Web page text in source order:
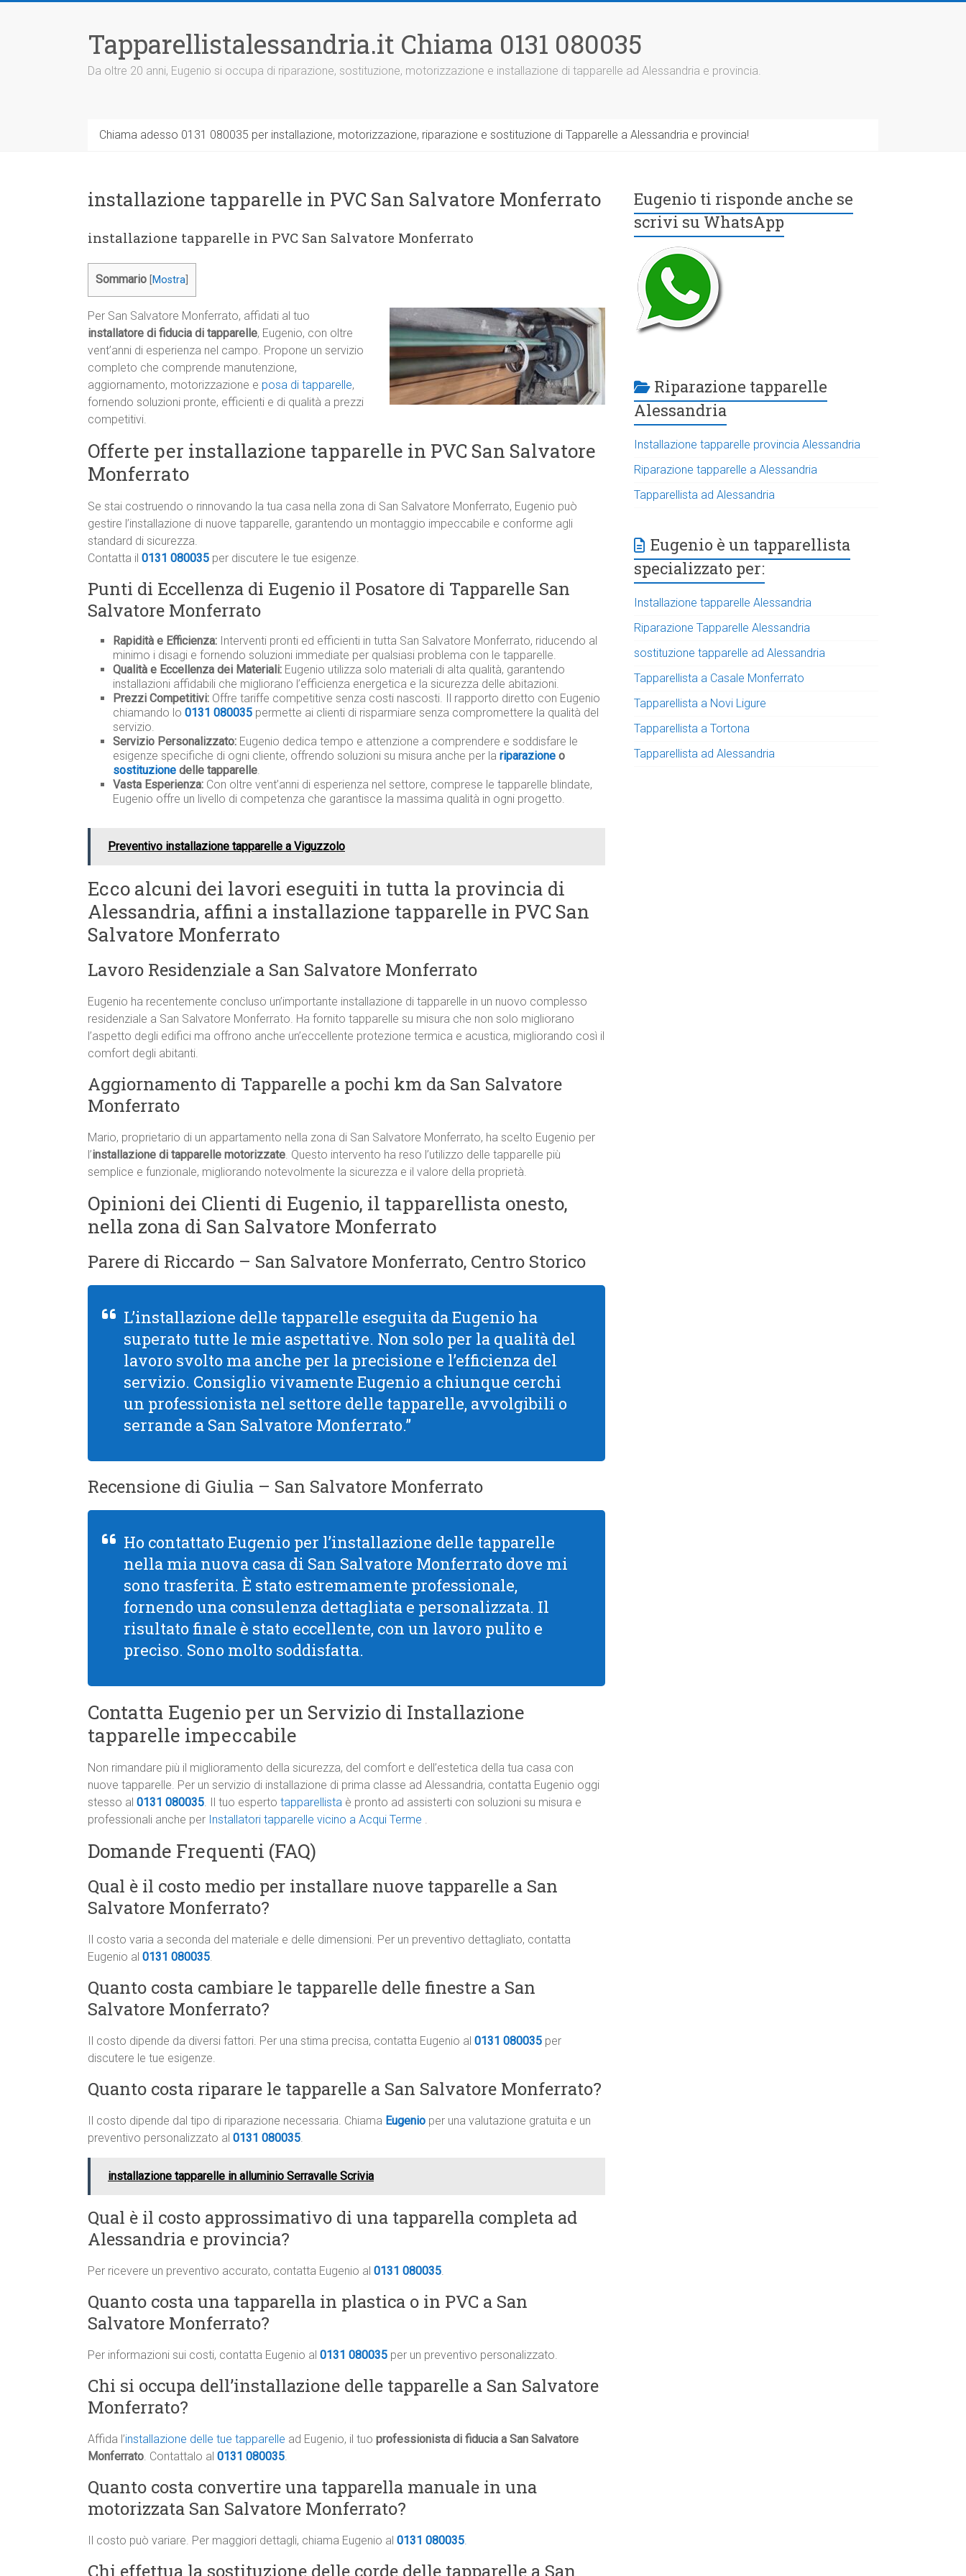
Tapparellistalessandria.it Chiama 0131 080035
Da oltre 20 anni, Eugenio si occupa di riparazione, sostituzione, motorizzazione e installazione di tapparelle ad Alessandria e provincia.
Chiama adesso 0131 080035 per installazione, motorizzazione, riparazione e sostituzione di Tapparelle a Alessandria e provincia!
installazione tapparelle in PVC San Salvatore Monferrato
installazione tapparelle in PVC San Salvatore Monferrato
Sommario Mostra
Per San Salvatore Monferrato, affidati al tuo
installatore di fiducia di tapparelle, Eugenio, con oltre
vent’anni di esperienza nel campo. Propone un servizio
completo che comprende manutenzione,
aggiornamento, motorizzazione e posa di tapparelle,
fornendo soluzioni pronte, efficienti e di qualità a prezzi
competitivi.
Offerte per installazione tapparelle in PVC San Salvatore
Monferrato
Se stai costruendo o rinnovando la tua casa nella zona di San Salvatore Monferrato, Eugenio può
gestire l’installazione di nuove tapparelle, garantendo un montaggio impeccabile e conforme agli
standard di sicurezza.
Contatta il 0131 080035 per discutere le tue esigenze.
Punti di Eccellenza di Eugenio il Posatore di Tapparelle San
Salvatore Monferrato
Rapidità e Efficienza: Interventi pronti ed efficienti in tutta San Salvatore Monferrato, riducendo al
minimo i disagi e fornendo soluzioni immediate per qualsiasi problema con le tapparelle.
Qualità e Eccellenza dei Materiali: Eugenio utilizza solo materiali di alta qualità, garantendo
installazioni affidabili che migliorano l’efficienza energetica e la sicurezza delle abitazioni.
Prezzi Competitivi: Offre tariffe competitive senza costi nascosti. Il rapporto diretto con Eugenio
chiamando lo 0131 080035 permette ai clienti di risparmiare senza compromettere la qualità del
servizio.
Servizio Personalizzato: Eugenio dedica tempo e attenzione a comprendere e soddisfare le
esigenze specifiche di ogni cliente, offrendo soluzioni su misura anche per la riparazione o
sostituzione delle tapparelle.
Vasta Esperienza: Con oltre vent’anni di esperienza nel settore, comprese le tapparelle blindate,
Eugenio offre un livello di competenza che garantisce la massima qualità in ogni progetto.
Preventivo installazione tapparelle a Viguzzolo
Ecco alcuni dei lavori eseguiti in tutta la provincia di
Alessandria, affini a installazione tapparelle in PVC San
Salvatore Monferrato
Lavoro Residenziale a San Salvatore Monferrato
Eugenio ha recentemente concluso un’importante installazione di tapparelle in un nuovo complesso
residenziale a San Salvatore Monferrato. Ha fornito tapparelle su misura che non solo migliorano
l’aspetto degli edifici ma offrono anche un’eccellente protezione termica e acustica, migliorando così il
comfort degli abitanti.
Aggiornamento di Tapparelle a pochi km da San Salvatore
Monferrato
Mario, proprietario di un appartamento nella zona di San Salvatore Monferrato, ha scelto Eugenio per
l’installazione di tapparelle motorizzate. Questo intervento ha reso l’utilizzo delle tapparelle più
semplice e funzionale, migliorando notevolmente la sicurezza e il valore della proprietà.
Opinioni dei Clienti di Eugenio, il tapparellista onesto,
nella zona di San Salvatore Monferrato
Parere di Riccardo – San Salvatore Monferrato, Centro Storico
L’installazione delle tapparelle eseguita da Eugenio ha
superato tutte le mie aspettative. Non solo per la qualità del
lavoro svolto ma anche per la precisione e l’efficienza del
servizio. Consiglio vivamente Eugenio a chiunque cerchi
un professionista nel settore delle tapparelle, avvolgibili o
serrande a San Salvatore Monferrato.”
Recensione di Giulia – San Salvatore Monferrato
Ho contattato Eugenio per l’installazione delle tapparelle
nella mia nuova casa di San Salvatore Monferrato dove mi
sono trasferita. È stato estremamente professionale,
fornendo una consulenza dettagliata e personalizzata. Il
risultato finale è stato eccellente, con un lavoro pulito e
preciso. Sono molto soddisfatta.
Contatta Eugenio per un Servizio di Installazione
tapparelle impeccabile
Non rimandare più il miglioramento della sicurezza, del comfort e dell’estetica della tua casa con
nuove tapparelle. Per un servizio di installazione di prima classe ad Alessandria, contatta Eugenio oggi
stesso al 0131 080035. Il tuo esperto tapparellista è pronto ad assisterti con soluzioni su misura e
professionali anche per Installatori tapparelle vicino a Acqui Terme .
Domande Frequenti (FAQ)
Qual è il costo medio per installare nuove tapparelle a San
Salvatore Monferrato?
Il costo varia a seconda del materiale e delle dimensioni. Per un preventivo dettagliato, contatta
Eugenio al 0131 080035.
Quanto costa cambiare le tapparelle delle finestre a San
Salvatore Monferrato?
Il costo dipende da diversi fattori. Per una stima precisa, contatta Eugenio al 0131 080035 per
discutere le tue esigenze.
Quanto costa riparare le tapparelle a San Salvatore Monferrato?
Il costo dipende dal tipo di riparazione necessaria. Chiama Eugenio per una valutazione gratuita e un
preventivo personalizzato al 0131 080035.
installazione tapparelle in alluminio Serravalle Scrivia
Qual è il costo approssimativo di una tapparella completa ad
Alessandria e provincia?
Per ricevere un preventivo accurato, contatta Eugenio al 0131 080035.
Quanto costa una tapparella in plastica o in PVC a San
Salvatore Monferrato?
Per informazioni sui costi, contatta Eugenio al 0131 080035 per un preventivo personalizzato.
Chi si occupa dell’installazione delle tapparelle a San Salvatore
Monferrato?
Affida l’installazione delle tue tapparelle ad Eugenio, il tuo professionista di fiducia a San Salvatore
Monferrato. Contattalo al 0131 080035.
Quanto costa convertire una tapparella manuale in una
motorizzata San Salvatore Monferrato?
Il costo può variare. Per maggiori dettagli, chiama Eugenio al 0131 080035.
Chi effettua la sostituzione delle corde delle tapparelle a San
Eugenio ti risponde anche se
scrivi su WhatsApp
Riparazione tapparelle
Alessandria
Installazione tapparelle provincia Alessandria
Riparazione tapparelle a Alessandria
Tapparellista ad Alessandria
Eugenio è un tapparellista
specializzato per:
Installazione tapparelle Alessandria
Riparazione Tapparelle Alessandria
sostituzione tapparelle ad Alessandria
Tapparellista a Casale Monferrato
Tapparellista a Novi Ligure
Tapparellista a Tortona
Tapparellista ad Alessandria